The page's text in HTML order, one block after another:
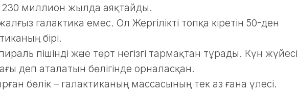
миллион жылда аяқтайды.
галактика емес. Ол Жергілікті топқа кіретін 50-ден
бірі.
пішінді және төрт негізгі тармақтан тұрады. Күн жүйесі
деп аталатын бөлігінде орналасқан.
бөлік – галактиканың массасының тек аз ғана үлесі.